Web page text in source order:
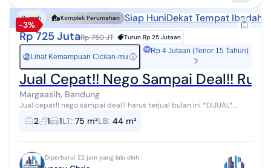
-3%
Rumah Komplek Perumahan Siap HuniDekat Tempat Ibadah
Rp 725 JutaRp 750 JT Turun Rp 25 Jutaan
Rp Lihat Kemampuan Cicilan-mu ⓘ
Rp 4 Jutaan (Tenor 15 Tahun)
Jual Cepat!! Nego Sampai Deal!!
Margaasih, Bandung
Jual cepat!! nego sampai deal!! harus terjual bulan ini *DIJUAL*
Rumah komplek lamargas residence LT: 75m² LB: 44m² KT: 2 KM: 1
Carport : 2 Li...
2 1 1LT: 75 m²LB: 44 m²
Diperbarui 22 jam yang lalu oleh